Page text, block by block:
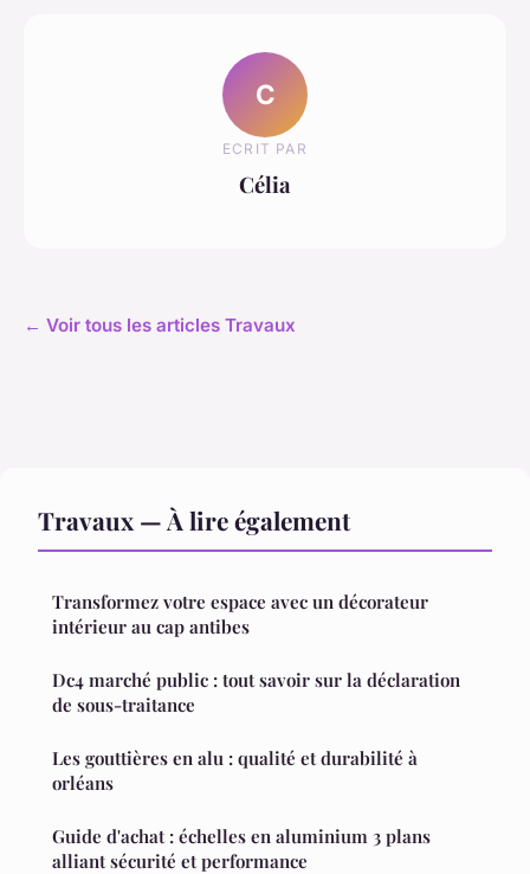
C
ECRIT PAR
Célia
← Voir tous les articles Travaux
Travaux — À lire également
Transformez votre espace avec un décorateur
intérieur au cap antibes
Dc4 marché public : tout savoir sur la déclaration
de sous-traitance
Les gouttières en alu : qualité et durabilité à
orléans
Guide d'achat : échelles en aluminium 3 plans
alliant sécurité et performance